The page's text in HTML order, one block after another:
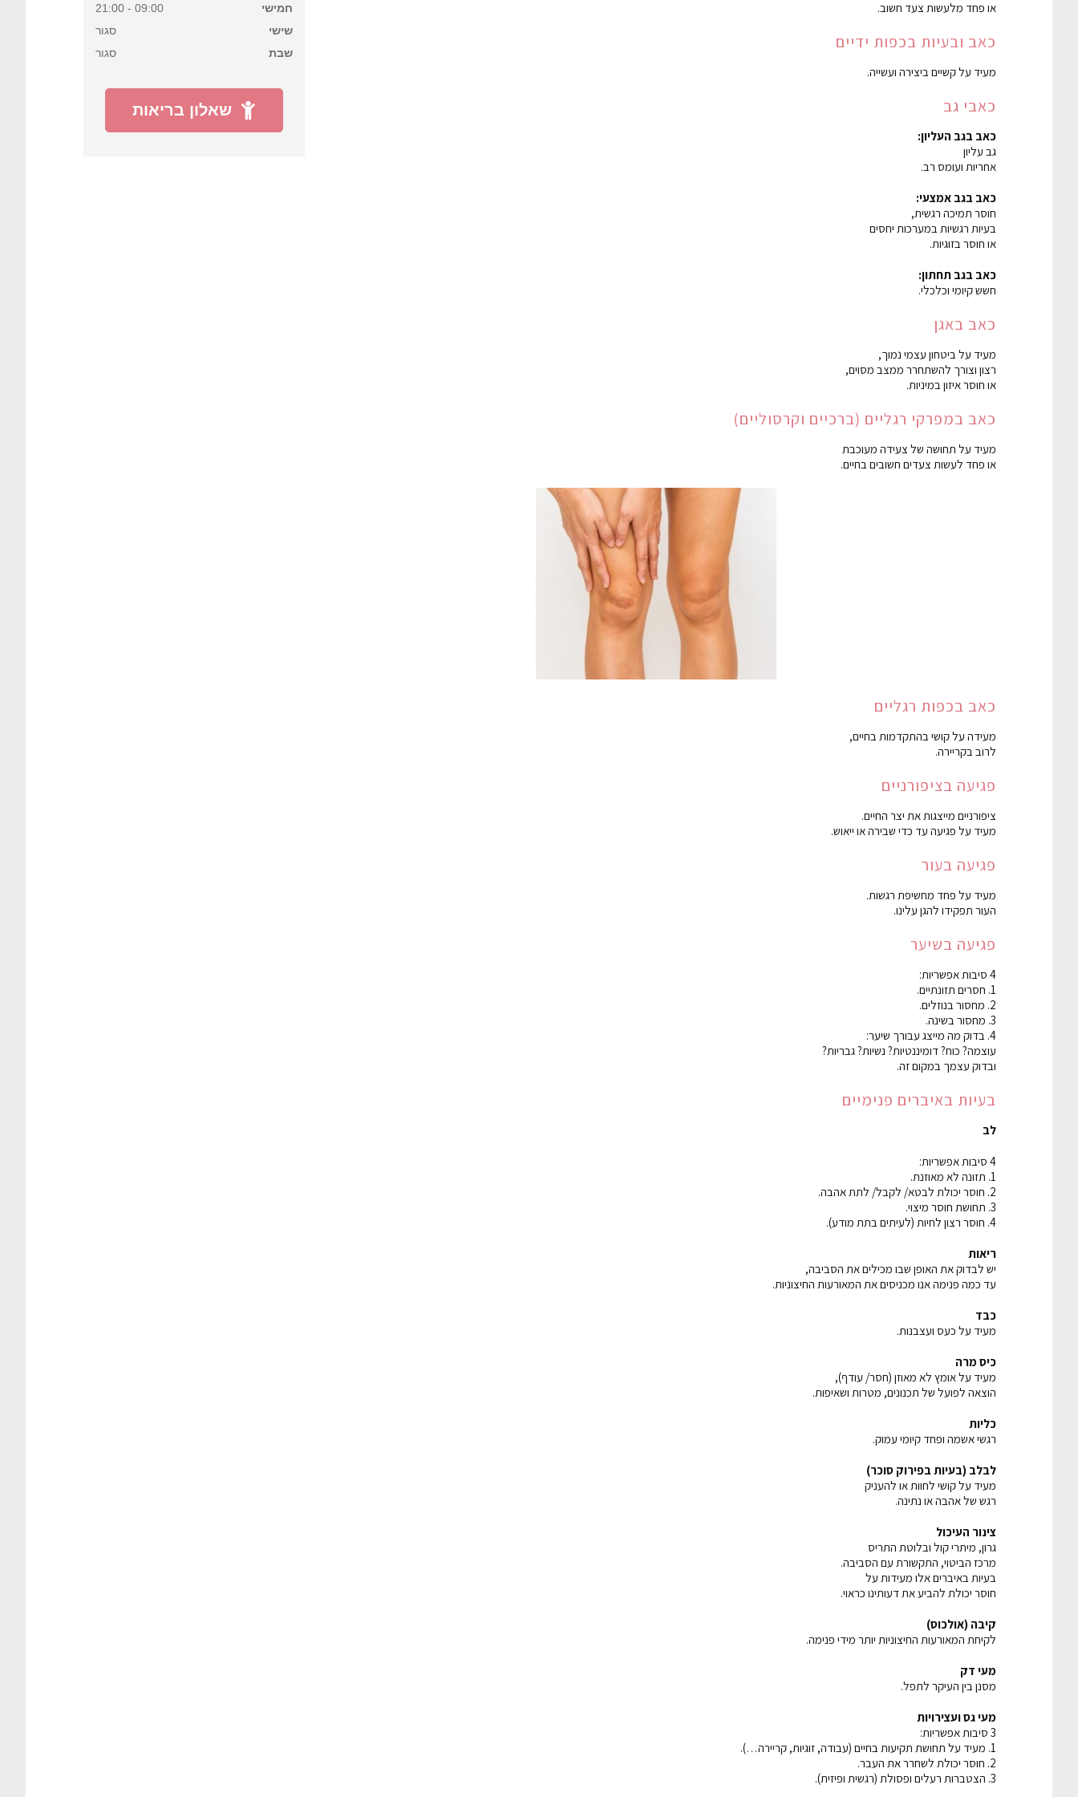
או פחד מלעשות צעד חשוב.
כאב ובעיות בכפות ידיים
מעיד על קשיים ביצירה ועשייה.
כאבי גב
כאב בגב העליון:
גב עליון
אחריות ועומס רב.
כאב בגב אמצעי:
חוסר תמיכה רגשית,
בעיות רגשיות במערכות יחסים
או חוסר בזוגיות.
כאב בגב תחתון:
חשש קיומי וכלכלי.
כאב באגן
מעיד על ביטחון עצמי נמוך,
רצון וצורך להשתחרר ממצב מסוים,
או חוסר איזון במיניות.
כאב במפרקי רגליים (ברכיים וקרסוליים)
מעיד על תחושה של צעידה מעוכבת
או פחד לעשות צעדים חשובים בחיים.
כאב בכפות רגליים
מעידה על קושי בהתקדמות בחיים,
לרוב בקריירה.
פגיעה בציפורניים
ציפורניים מייצגות את יצר החיים.
מעיד על פגיעה עד כדי שבירה או ייאוש.
פגיעה בעור
מעיד על פחד מחשיפת רגשות.
העור תפקידו להגן עלינו.
פגיעה בשיער
4 סיבות אפשריות:
1. חסרים תזונתיים.
2. מחסור בנוזלים.
3. מחסור בשינה.
4. בדוק מה מייצג עבורך שיער:
עוצמה? כוח? דומיננטיות? נשיות? גבריות?
ובדוק עצמך במקום זה.
בעיות באיברים פנימיים
לב
4 סיבות אפשריות:
1. תזונה לא מאוזנת.
2. חוסר יכולת לבטא/ לקבל/ לתת אהבה.
3. תחושת חוסר מיצוי.
4. חוסר רצון לחיות (לעיתים בתת מודע).
ריאות
יש לבדוק את האופן שבו מכילים את הסביבה,
עד כמה פנימה אנו מכניסים את המאורעות החיצוניות.
כבד
מעיד על כעס ועצבנות.
כיס מרה
מעיד על אומץ לא מאוזן (חסר/ עודף),
הוצאה לפועל של תכנונים, מטרות ושאיפות.
כליות
רגשי אשמה ופחד קיומי עמוק.
לבלב (בעיות בפירוק סוכר)
מעיד על קושי לחוות או להעניק
רגש של אהבה או נתינה.
צינור העיכול
גרון, מיתרי קול ובלוטת התריס
מרכז הביטוי, התקשורת עם הסביבה.
בעיות באיברים אלו מעידות על
חוסר יכולת להביע את דעותינו כראוי.
קיבה (אולכוס)
לקיחת המאורעות החיצוניות יותר מידי פנימה.
מעי דק
מסנן בין העיקר לתפל.
מעי גס ועצירויות
3 סיבות אפשריות:
1. מעיד על תחושת תקיעות בחיים (עבודה, זוגיות, קריירה…).
2. חוסר יכולת לשחרר את העבר.
3. הצטברות רעלים ופסולת (רגשית ופיזית).
חמישי
09:00 - 21:00
שישי
סגור
שבת
סגור
שאלון בריאות